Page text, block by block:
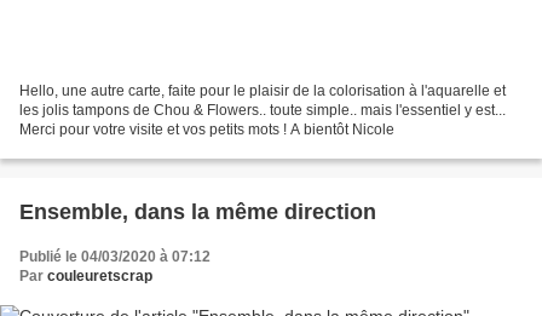
Hello, une autre carte, faite pour le plaisir de la colorisation à l'aquarelle et
les jolis tampons de Chou & Flowers.. toute simple.. mais l'essentiel y est...
Merci pour votre visite et vos petits mots ! A bientôt Nicole
Ensemble, dans la même direction
Publié le 04/03/2020 à 07:12
Par couleuretscrap